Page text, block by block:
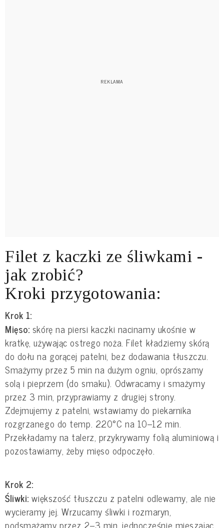
Filet z kaczki ze śliwkami -
jak zrobić?
Kroki przygotowania:
Krok 1:
Mięso: skórę na piersi kaczki nacinamy ukośnie w
kratkę, używając ostrego noża. Filet kładziemy skórą
do dołu na gorącej patelni, bez dodawania tłuszczu.
Smażymy przez 5 min na dużym ogniu, oprószamy
solą i pieprzem (do smaku). Odwracamy i smażymy
przez 3 min, przyprawiamy z drugiej strony.
Zdejmujemy z patelni, wstawiamy do piekarnika
rozgrzanego do temp. 220°C na 10–12 min.
Przekładamy na talerz, przykrywamy folią aluminiową i
pozostawiamy, żeby mięso odpoczęło.
Krok 2:
Śliwki:większość tłuszczu z patelni odlewamy, ale nie
wycieramy jej. Wrzucamy śliwki i rozmaryn,